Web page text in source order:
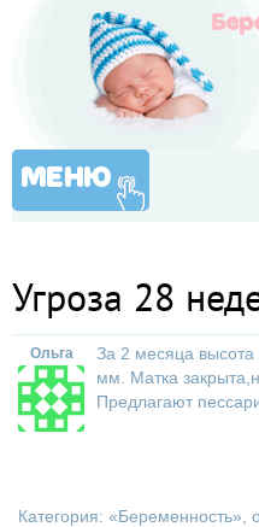
МЕНЮ
Угроза 28
Ольга
За 2 месяца
мм. Матка
Предлагают
Категория: «Беременность»,